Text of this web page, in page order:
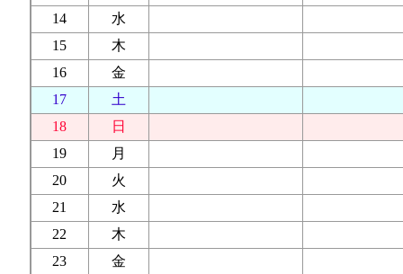
14
水
15
木
16
金
17
土
18
日
19
月
20
火
21
水
22
木
23
金